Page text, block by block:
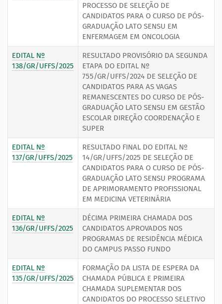
PROCESSO DE SELEÇÃO DE
CANDIDATOS PARA O CURSO DE PÓS-
GRADUAÇÃO LATO SENSU EM
ENFERMAGEM EM ONCOLOGIA
EDITAL Nº
138/GR/UFFS/2025
RESULTADO PROVISÓRIO DA SEGUNDA
ETAPA DO EDITAL Nº
755/GR/UFFS/2024 DE SELEÇÃO DE
CANDIDATOS PARA AS VAGAS
REMANESCENTES DO CURSO DE PÓS-
GRADUAÇÃO LATO SENSU EM GESTÃO
ESCOLAR DIREÇÃO COORDENAÇÃO E
SUPER
EDITAL Nº
137/GR/UFFS/2025
RESULTADO FINAL DO EDITAL Nº
14/GR/UFFS/2025 DE SELEÇÃO DE
CANDIDATOS PARA O CURSO DE PÓS-
GRADUAÇÃO LATO SENSU PROGRAMA
DE APRIMORAMENTO PROFISSIONAL
EM MEDICINA VETERINÁRIA
EDITAL Nº
136/GR/UFFS/2025
DÉCIMA PRIMEIRA CHAMADA DOS
CANDIDATOS APROVADOS NOS
PROGRAMAS DE RESIDÊNCIA MÉDICA
DO CAMPUS PASSO FUNDO
EDITAL Nº
135/GR/UFFS/2025
FORMAÇÃO DA LISTA DE ESPERA DA
CHAMADA PÚBLICA E PRIMEIRA
CHAMADA SUPLEMENTAR DOS
CANDIDATOS DO PROCESSO SELETIVO